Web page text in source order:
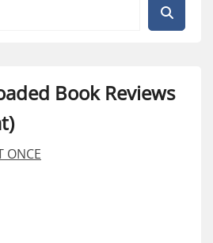
Book Reviews
ONCE